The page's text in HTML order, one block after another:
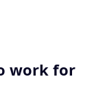
work for